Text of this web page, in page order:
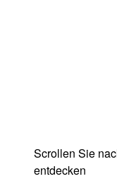
Scrollen Sie
entdecken